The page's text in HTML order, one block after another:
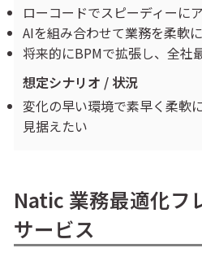
ローコードでスピーディーに
AIを組み合わせて業務を柔軟
将来的にBPMで拡張し、全社
想定シナリオ / 状況
変化の早い環境で素早く柔軟
見据えたい
Natic 業務最適化フ
サービス